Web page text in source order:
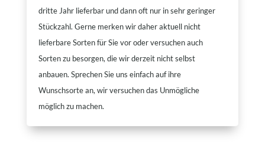
dritte Jahr lieferbar und dann oft nur in sehr geringer
Stückzahl. Gerne merken wir daher aktuell nicht
lieferbare Sorten für Sie vor oder versuchen auch
Sorten zu besorgen, die wir derzeit nicht selbst
anbauen. Sprechen Sie uns einfach auf ihre
Wunschsorte an, wir versuchen das Unmögliche
möglich zu machen.